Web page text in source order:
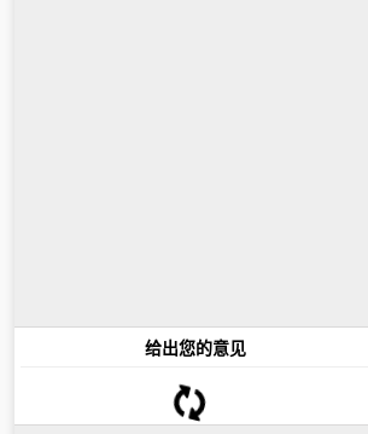
给出您的意见